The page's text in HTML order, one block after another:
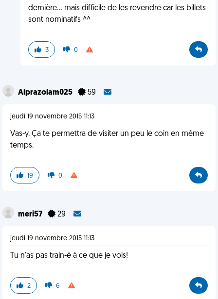
dernière... mais difficile de les revendre car les billets
sont nominatifs ^^
3 0
Alprazolam025 59
jeudi 19 novembre 2015 11:13
Vas-y. Ça te permettra de visiter un peu le coin en même
temps.
19 0
meri57 29
jeudi 19 novembre 2015 11:13
Tu n'as pas train-é à ce que je vois!
2 6